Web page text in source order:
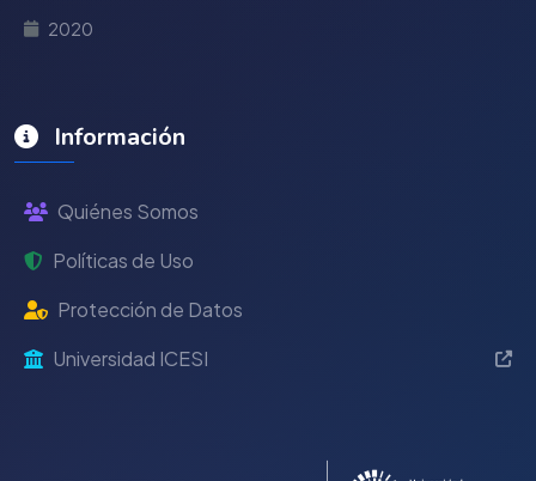
2020
Información
Quiénes Somos
Políticas de Uso
Protección de Datos
Universidad ICESI